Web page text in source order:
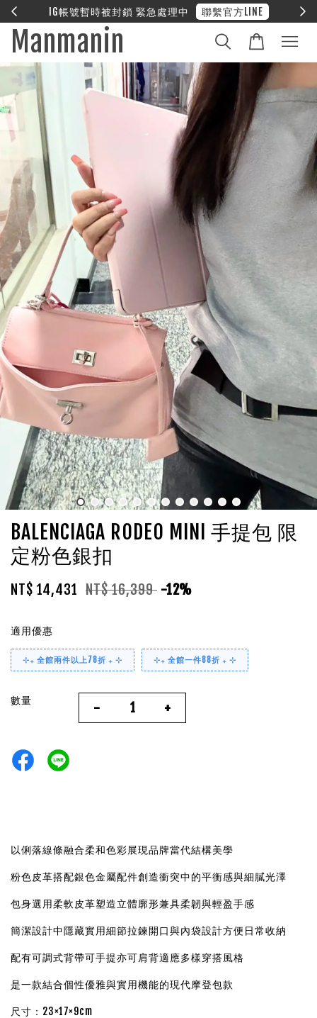
❤︎ 全館滿兩萬享免運
Manmanin
BALENCIAGA RODEO MINI 手提包 限
定粉色銀扣
NT$ 14,431 NT$ 16,399 -12%
適用優惠
⊹₊ 全館兩件以上78折 ₊ ⊹ ⊹₊ 全館一件88折 ₊ ⊹
數量 - +
以俐落線條融合柔和色彩展現品牌當代結構美學
粉色皮革搭配銀色金屬配件創造衝突中的平衡感與細膩光澤
包身選用柔軟皮革塑造立體廓形兼具柔韌與輕盈手感
簡潔設計中隱藏實用細節拉鍊開口與內袋設計方便日常收納
配有可調式背帶可手提亦可肩背適應多樣穿搭風格
是一款結合個性優雅與實用機能的現代摩登包款
尺寸：23×17×9cm